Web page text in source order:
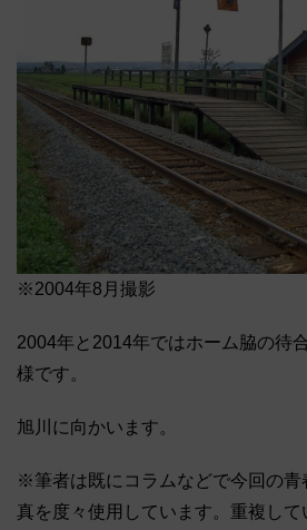
※2004年8月撮影
2004年と2014年ではホーム脇の待
様です。
旭川に向かいます。
※筆者は既にコラムなどで今回の青
真を度々使用しています。重複し